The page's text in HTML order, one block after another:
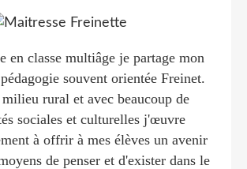
en classe multiâge je partage mon
souvent orientée Freinet.
rural et avec beaucoup de
sociales et culturelles j'œuvre
à offrir à mes élèves un avenir
de penser et d'exister dans le